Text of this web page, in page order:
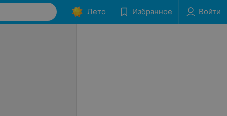
Лето Избранное Войти